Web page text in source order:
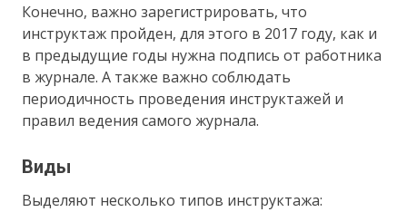
Конечно, важно зарегистрировать, что
инструктаж пройден, для этого в 2017 году, как и
в предыдущие годы нужна подпись от работника
в журнале. А также важно соблюдать
периодичность проведения инструктажей и
правил ведения самого журнала.
Виды
Выделяют несколько типов инструктажа: